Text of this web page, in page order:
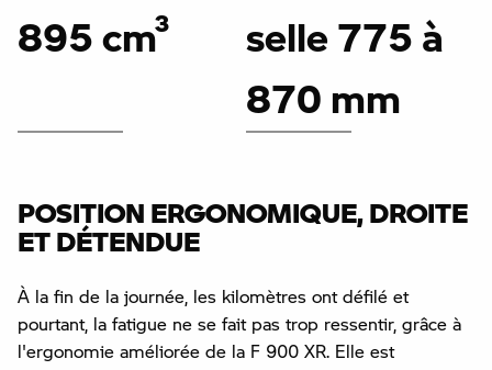
895 cm³
selle 775 à
870 mm
POSITION ERGONOMIQUE, DROITE
ET DÉTENDUE
À la fin de la journée, les kilomètres ont défilé et
pourtant, la fatigue ne se fait pas trop ressentir, grâce à
l'ergonomie améliorée de la F 900 XR. Elle est